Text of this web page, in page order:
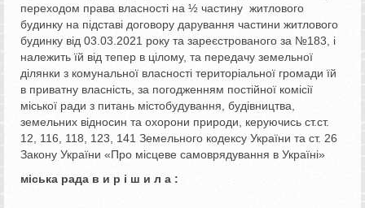
переходом права власності на ½ частину житлового
будинку на підставі договору дарування частини житлового
будинку від 03.03.2021 року та зареєстрованого за №183, і
належить їй від тепер в цілому, та передачу земельної
ділянки з комунальної власності територіальної громади їй
в приватну власність, за погодженням постійної комісії
міської ради з питань містобудування, будівництва,
земельних відносин та охорони природи, керуючись ст.ст.
12, 116, 118, 123, 141 Земельного кодексу України та ст. 26
Закону України «Про місцеве самоврядування в Україні»
міська рада в и р і ш и л а :